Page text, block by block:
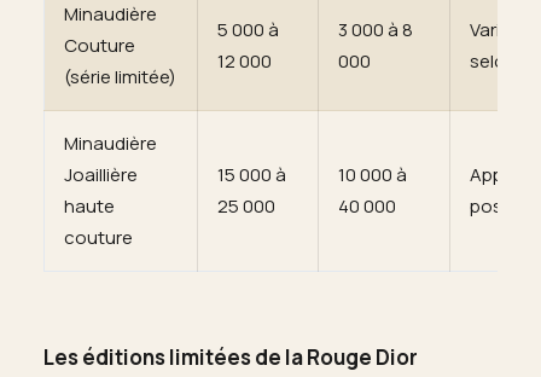
Minaudière
Couture
(série limitée)
5 000 à
12 000
3 000 à 8
000
Variable
selon
Minaudière
Joaillière
haute
couture
15 000 à
25 000
10 000 à
40 000
possible
Les éditions limitées de la Rouge Dior